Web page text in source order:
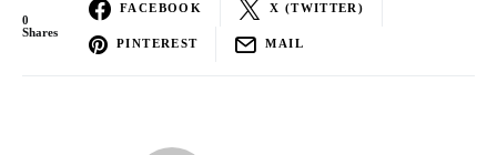
0
Shares
FACEBOOK X (TWITTER)
PINTEREST MAIL